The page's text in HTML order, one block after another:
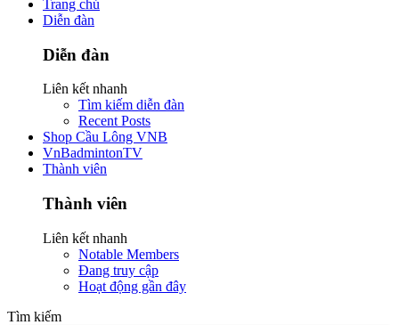
Trang chủ
Diễn đàn
Diễn đàn
Liên kết nhanh
Tìm kiếm diễn đàn
Recent Posts
Shop Cầu Lông VNB
VnBadmintonTV
Thành viên
Thành viên
Liên kết nhanh
Notable Members
Đang truy cập
Hoạt động gần đây
Tìm kiếm